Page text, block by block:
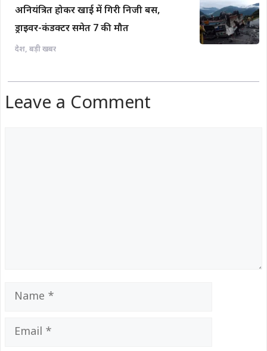
अनियंत्रित होकर खाई में गिरी निजी बस,
ड्राइवर-कंडक्टर समेत 7 की मौत
देश, बड़ी खबर
Leave a Comment
Name
Email